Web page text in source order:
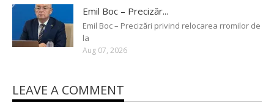
Emil Boc – Precizăr...
Emil Boc – Precizări privind relocarea rromilor de
la
Aug 07, 2026
LEAVE A COMMENT